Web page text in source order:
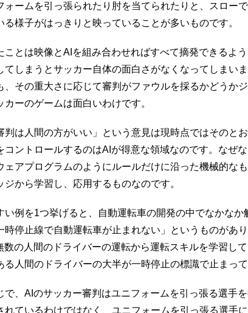
ォームを引っ張られたり肘を当てられたりと、スロー
る様子がはっきりと映っていることが多いものです。
ことは映像とAIを組み合わせればすべて摘発できるよ
てしまうとサッカー自体の面白さがなくなってしまい
、その重大さに応じて審判がファウルを採るかどうか
カーのゲームは面白いわけです。
判は人間の方がいい」という意見は現時点ではそのと
コントロールするのはAIが得意な領域なのです。なぜ
ェアプログラムのようにルールだけに沿った機械的な
ジから学習し、応用するものなのです。
い例を1つ挙げると、自動運転車の開発の中でなかなか
時停止線で自動運転車が止まれない」というものがあ
数の人間のドライバーの運転から運転スキルを学習し
る人間のドライバーの大半が一時停止の標識で止まって
で、AIのサッカー審判はユニフォームを引っ張る選手
れているわけではなく、ユニフォームを引っ張る選手